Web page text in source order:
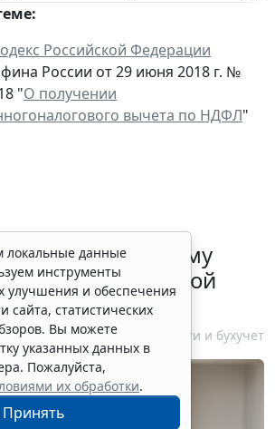
Российской Федерации
России от 29 июня 2018 г. №
"О получении
вычета по НДФЛ"
рассказала малому
упрощенной
компании
Налоги и бухучет
данные
инструменты
улучшения и обеспечения
сайта, статистических
Вы можете
указанных данных в
Пожалуйста,
их обработки.
Принять